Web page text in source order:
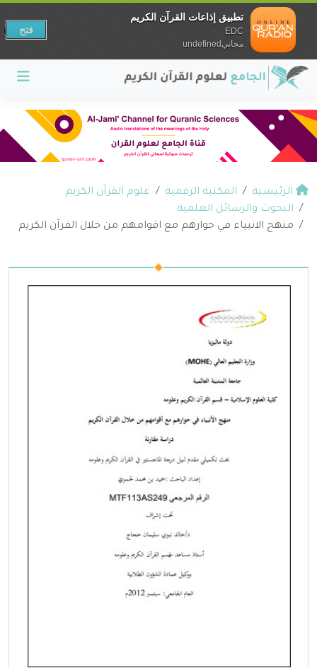
الرئيسية المكتبة الرقمية
علوم القرآن الكريم
البحوث والرسائل العلمية
منهج الانبياء في حوارهم مع اقوامهم من خلال القرآن الكريم
تطبيق إذاعات القرآن الكريم
EDC
مجانيundefined
فتح